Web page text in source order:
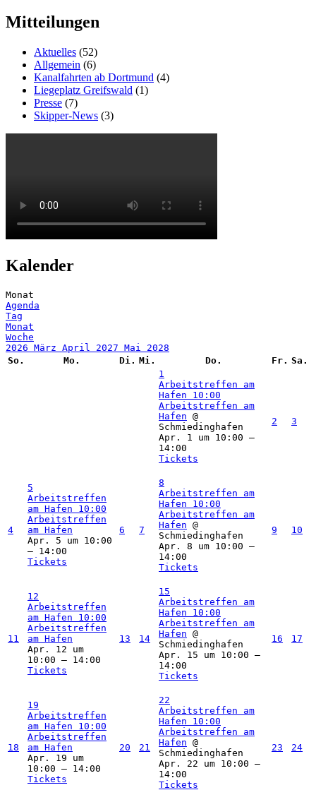
Mitteilungen
Aktuelles (52)
Allgemein (6)
Kanalfahrten ab Dortmund (4)
Liegeplatz Greifswald (1)
Presse (7)
Skipper-News (3)
Kalender
Monat
Agenda
Tag
Monat
Woche
2026 März April 2027 Mai 2028
So.
Mo. Di. Mi. Do. Fr. Sa.
1
Arbeitstreffen am
Hafen 10:00
Arbeitstreffen am
Hafen @
Schmiedinghafen
Apr. 1 um 10:00 –
14:00
Tickets
2 3
4
5
Arbeitstreffen
am Hafen 10:00
Arbeitstreffen
am Hafen
Apr. 5 um 10:00
– 14:00
Tickets
6 7
8
Arbeitstreffen am
Hafen 10:00
Arbeitstreffen am
Hafen @
Schmiedinghafen
Apr. 8 um 10:00 –
14:00
Tickets
9 10
11
12
Arbeitstreffen
am Hafen 10:00
Arbeitstreffen
am Hafen
Apr. 12 um
10:00 – 14:00
Tickets
13 14
15
Arbeitstreffen am
Hafen 10:00
Arbeitstreffen am
Hafen @
Schmiedinghafen
Apr. 15 um 10:00 –
14:00
Tickets
16 17
18
19
Arbeitstreffen
am Hafen 10:00
Arbeitstreffen
am Hafen
Apr. 19 um
10:00 – 14:00
Tickets
20 21
22
Arbeitstreffen am
Hafen 10:00
Arbeitstreffen am
Hafen @
Schmiedinghafen
Apr. 22 um 10:00 –
14:00
Tickets
23 24